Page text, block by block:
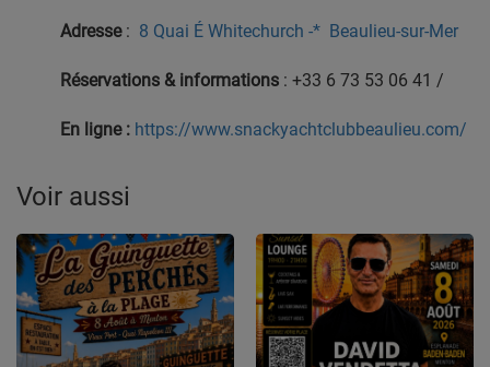
Adresse: 8 Quai É Whitechurch -* Beaulieu-sur-Mer
Réservations & informations : +33 6 73 53 06 41 /
En ligne : https://www.snackyachtclubbeaulieu.com/
Voir aussi